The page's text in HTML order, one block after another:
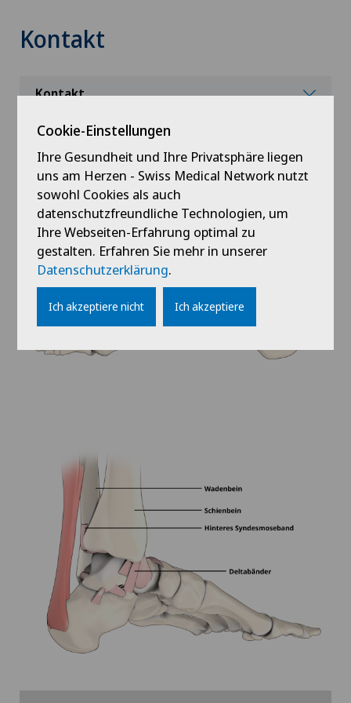
Kontakt
Kontakt
Cookie-Einstellungen
Ihre Gesundheit und Ihre Privatsphäre liegen
uns am Herzen - Swiss Medical Network nutzt
sowohl Cookies als auch
datenschutzfreundliche Technologien, um
Ihre Webseiten-Erfahrung optimal zu
gestalten. Erfahren Sie mehr in unserer
Datenschutzerklärung.
Ich akzeptiere nicht Ich akzeptiere